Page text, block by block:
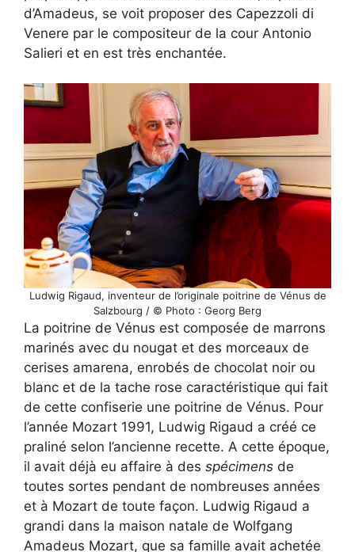
d’Amadeus, se voit proposer des Capezzoli di
Venere par le compositeur de la cour Antonio
Salieri et en est très enchantée.
Ludwig Rigaud, inventeur de l’originale poitrine de Vénus de
Salzbourg / © Photo : Georg Berg
La poitrine de Vénus est composée de marrons
marinés avec du nougat et des morceaux de
cerises amarena, enrobés de chocolat noir ou
blanc et de la tache rose caractéristique qui fait
de cette confiserie une poitrine de Vénus. Pour
l’année Mozart 1991, Ludwig Rigaud a créé ce
praliné selon l’ancienne recette. A cette époque,
il avait déjà eu affaire à des spécimens de
toutes sortes pendant de nombreuses années
et à Mozart de toute façon. Ludwig Rigaud a
grandi dans la maison natale de Wolfgang
Amadeus Mozart, que sa famille avait achetée